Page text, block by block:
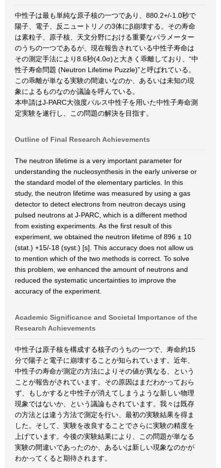
中性子は最も単純な原子核の一つであり、880.2+/-1.0秒で
陽子、電子、反ニュートリノの3体にβ崩壊する。その寿命
は素粒子、原子核、天文分野における重要なパラメーター
のうちの一つであるが、現在報告されている中性子寿命は
その測定手法により8.6秒(4.0σ)と大きく乖離しており、“中
性子寿命問題 (Neutron Lifetime Puzzle)”と呼ばれている。
この乖離が単なる実験の間違いなのか、あるいは未知の現
象によるものなのか議論を呼んでいる。
本申請はJ-PARC大強度パルス中性子を用いた中性子寿命測
定実験を遂行し、この問題の解決を目指す。
Outline of Final Research Achievements
The neutron lifetime is a very important parameter for
understanding the nucleosynthesis in the early universe or
the standard model of the elementary particles. In this
study, the neutron lifetime was measured by using a gas
detector to detect electrons from neutron decays using
pulsed neutrons at J-PARC, which is a different method
from existing experiments. As the first result of this
experiment, we obtained the neutron lifetime of 896 ± 10
(stat.) +15/-18 (syst.) [s]. This accuracy does not allow us
to mention which of the two methods is correct. To solve
this problem, we enhanced the amount of neutrons and
reduced the systematic uncertainties to improve the
accuracy of the experiment.
Academic Significance and Societal Importance of the
Research Achievements
中性子は原子核を構成する核子のうちの一つで、寿命約15
分で陽子と電子に崩壊することが知られています。近年、
中性子の寿命が測定の方法によりその値が異なる、という
ことが報告がされています。その原因はまだわかっておら
ず、もしかすると中性子が消えてしまうような新しい物理
現象ではないか、という議論もされています。我々は既存
の方法とは違う方法で測定を行い、最初の実験結果を得ま
した。そして、実験を改良することでさらに実験の精度を
上げています。今後の実験結果により、この問題が単なる
実験の間違いであったのか、あるいは新しい現象なのかが
わかってくると期待されます。